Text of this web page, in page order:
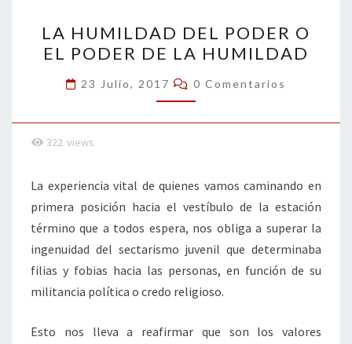
HUMILDAD
DEL
PODER
O
EL
LA
HUMILDAD
LA HUMILDAD DEL PODER O
EL PODER DE LA HUMILDAD
23 Julio, 2017 Comentarios
0 Comentarios
322 views
La experiencia vital de quienes vamos caminando en
primera posición hacia el vestíbulo de la estación
término que a todos espera, nos obliga a superar la
ingenuidad del sectarismo juvenil que determinaba
filias y fobias hacia las personas, en función de su
militancia política o credo religioso.
Esto nos lleva a reafirmar que son los valores